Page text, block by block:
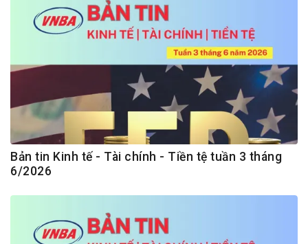
Bản tin Kinh tế - Tài chính - Tiền tệ tuần 3 tháng
6/2026